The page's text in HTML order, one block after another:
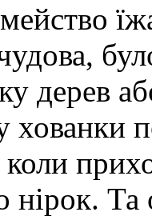
дерев
хованки
нірок.